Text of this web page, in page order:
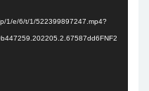
1/e/6/t/1/522399897247.mp4?